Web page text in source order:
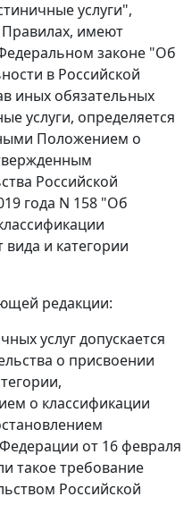
услуги",
имеют
законе "Об
в Российской
иных обязательных
услуги, определяется
Положением о
Российской
года N 158 "Об
вида и категории
редакции:
услуг допускается
о присвоении
о классификации
от 16 февраля
такое требование
Российской